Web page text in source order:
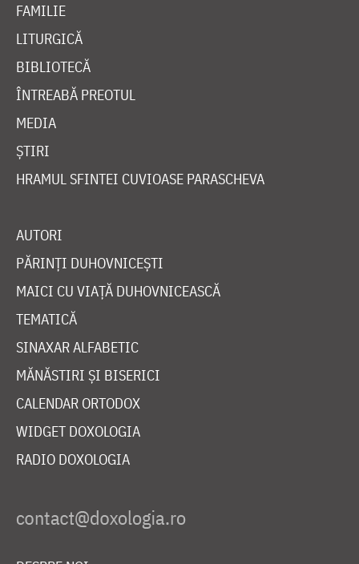
FAMILIE
LITURGICĂ
BIBLIOTECĂ
ÎNTREABĂ PREOTUL
MEDIA
ȘTIRI
HRAMUL SFINTEI CUVIOASE PARASCHEVA
AUTORI
PĂRINȚI DUHOVNICEȘTI
MAICI CU VIAȚĂ DUHOVNICEASCĂ
TEMATICĂ
SINAXAR ALFABETIC
MĂNĂSTIRI ȘI BISERICI
CALENDAR ORTODOX
WIDGET DOXOLOGIA
RADIO DOXOLOGIA